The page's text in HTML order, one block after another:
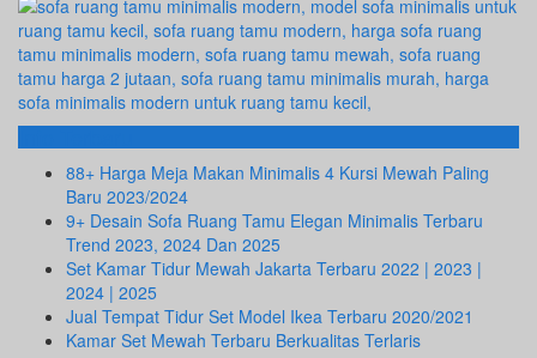
88+ Harga Meja Makan Minimalis 4 Kursi Mewah Paling
Baru 2023/2024
9+ Desain Sofa Ruang Tamu Elegan Minimalis Terbaru
Trend 2023, 2024 Dan 2025
Set Kamar Tidur Mewah Jakarta Terbaru 2022 | 2023 |
2024 | 2025
Jual Tempat Tidur Set Model Ikea Terbaru 2020/2021
Kamar Set Mewah Terbaru Berkualitas Terlaris